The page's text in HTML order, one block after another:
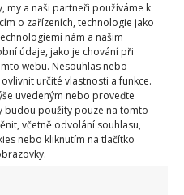
my a naši partneři používáme k
o zařízeních, technologie jako
nám a našim
údaje, jako je chování při
webu. Nesouhlas nebo
určité vlastnosti a funkce.
uvedeným nebo proveďte
budou použity pouze na tomto
včetně odvolání souhlasu,
nebo kliknutím na tlačítko
ručníky budou stále
tento proces často